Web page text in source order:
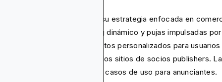
de Criteo radica en su estrategia enfocada en
se especializa en retargeting dinámico y pujas impulsadas
sin problemas productos personalizados para usuarios
alta intención de compra en los sitios de socios publishers. La
lista cubre sus mejores casos de uso para anunciantes.